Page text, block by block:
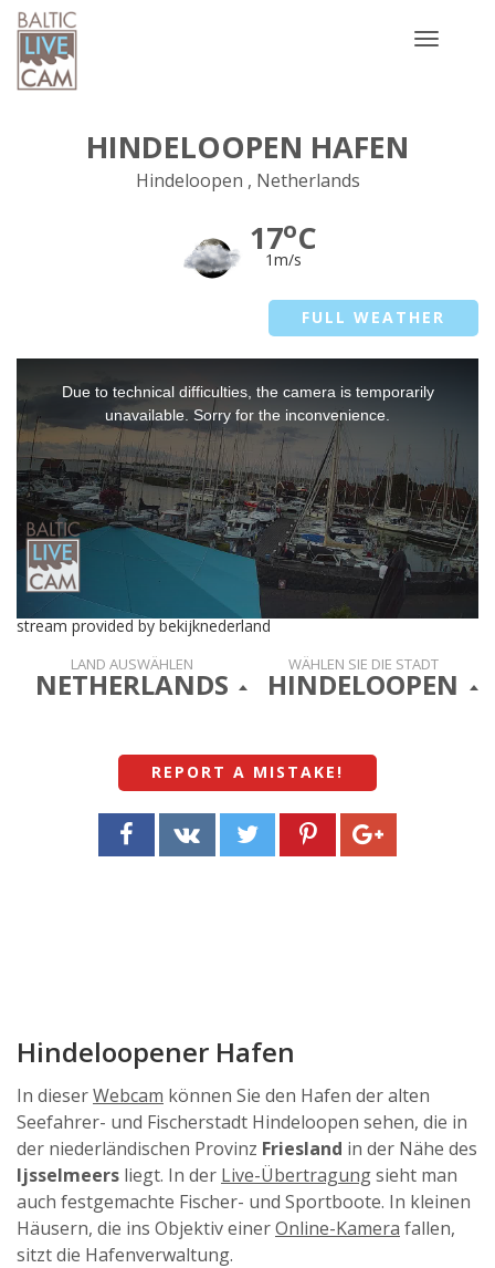
Toggle
HINDELOOPEN HAFEN
Hindeloopen , Netherlands
17oC
1m/s
FULL WEATHER
is
a
modal
window.
Due to technical difficulties, the camera is temporarily
unavailable. Sorry for the inconvenience.
stream provided by bekijknederland
LAND AUSWÄHLEN
NETHERLANDS
WÄHLEN SIE DIE STADT
HINDELOOPEN
REPORT A MISTAKE !
Hindeloopener Hafen
In dieserWebcam können Sie den Hafen der alten
Seefahrer- und Fischerstadt Hindeloopen sehen, die in
der niederländischen Provinz Friesland in der Nähe des
Ijsselmeers liegt. In der Live-Übertragungsieht man
auch festgemachte Fischer- und Sportboote. In kleinen
Häusern, die ins Objektiv einerOnline-Kamera fallen,
sitzt die Hafenverwaltung.